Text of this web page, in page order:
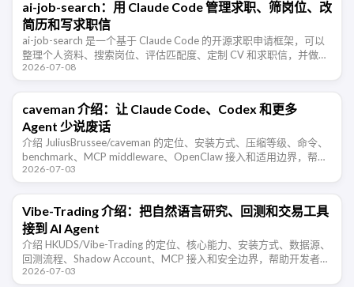
ai-job-search：用 Claude Code 管理求职、筛岗位、改
简历和写求职信
ai-job-search 是一个基于 Claude Code 的开源求职申请框架，可以
整理个人资料、搜索岗位、评估匹配度、定制 CV 和求职信，并做
ATS 可读性检查。
2026-07-08
caveman 介绍：让 Claude Code、Codex 和更多
Agent 少说废话
介绍 JuliusBrussee/caveman 的定位、安装方式、压缩等级、命令、
benchmark、MCP middleware、OpenClaw 接入和适用边界，帮助
开发者判断这类 Agent …
2026-07-03
Vibe-Trading 介绍：把自然语言研究、回测和交易工具
接到 AI Agent
介绍 HKUDS/Vibe-Trading 的定位、核心能力、安装方式、数据源、
回测流程、Shadow Account、MCP 接入和安全边界，帮助开发者判
断它适合哪些交易研究场景。
2026-07-03